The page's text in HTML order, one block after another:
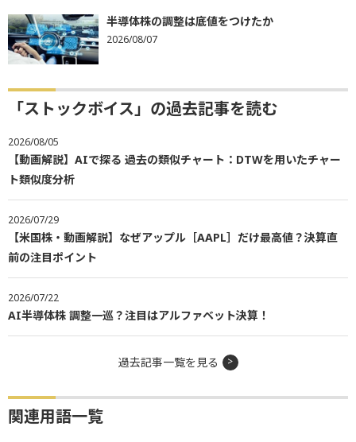
半導体株の調整は底値をつけたか
2026/08/07
「ストックボイス」の過去記事を読む
2026/08/05
【動画解説】AIで探る 過去の類似チャート：DTWを用いたチャー
ト類似度分析
2026/07/29
【米国株・動画解説】なぜアップル［AAPL］だけ最高値？決算直
前の注目ポイント
2026/07/22
AI半導体株 調整一巡？注目はアルファベット決算！
過去記事一覧を見る
関連用語一覧